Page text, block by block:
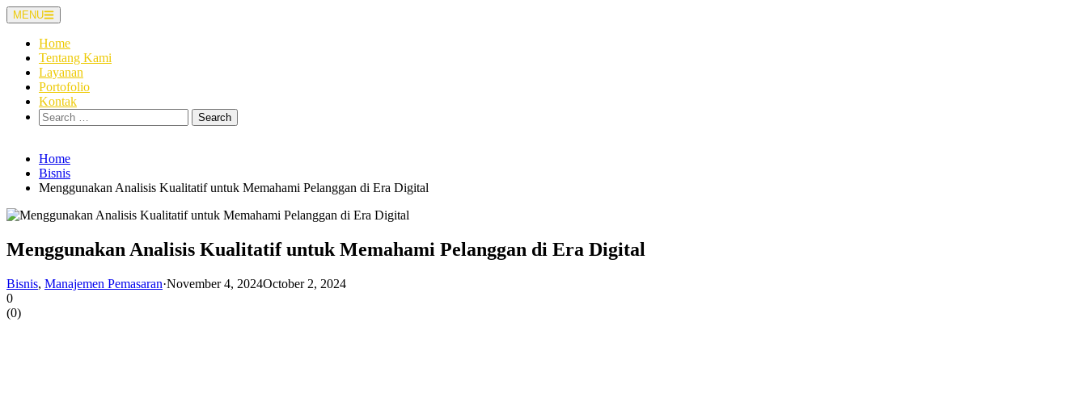
Skip
to
content
MENU
Home
Tentang Kami
Layanan
Portofolio
Kontak
Search
for:
Home
Bisnis
Menggunakan Analisis Kualitatif untuk Memahami Pelanggan di Era Digital
Menggunakan Analisis Kualitatif untuk Memahami Pelanggan di Era Digital
Bisnis, Manajemen Pemasaran·November 4, 2024October 2, 2024
0
(0)